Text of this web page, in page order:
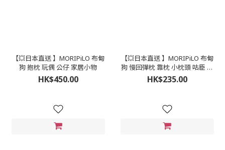
【💥日本直送 】MORIPiLO 布甸
狗 抱枕 玩偶 公仔 家居小物
HK$450.00
【💥日本直送 】MORIPiLO 布甸
狗 慢回彈枕 靠枕 小枕頭 咕臣 靠
墊 家居小物 30cm*15cm
HK$235.00